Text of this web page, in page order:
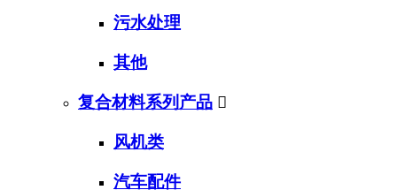
污水处理
其他
复合材料系列产品 
风机类
汽车配件